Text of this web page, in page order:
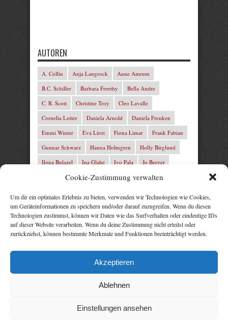
Cookie-Zustimmung verwalten
Um dir ein optimales Erlebnis zu bieten, verwenden wir Technologien wie Cookies,
um Geräteinformationen zu speichern und/oder darauf zuzugreifen. Wenn du diesen
Technologien zustimmst, können wir Daten wie das Surfverhalten oder eindeutige IDs
auf dieser Website verarbeiten. Wenn du deine Zustimmung nicht erteilst oder
zurückziehst, können bestimmte Merkmale und Funktionen beeinträchtigt werden.
Akzeptieren
Ablehnen
Einstellungen ansehen
AUTOREN
A. Collin Anja Langrock
Anne Amrum
B.C. Schiller
Barbara Freethy
Bella Andre
C. R. Scott
Christine Troy
Cleo Lavalle
Cornelia Lotter
Daniela Arnold
Daniela Frenken
Emmi Winter
Eva Lirot Fiona Limar
Frank Fabian
Gunnar Schwarz
Hanna Holmgren
Holly Birglund
Ilona Bulazel
Ina Glahe Ivo Pala
Jo Berger
Josefine Weiss
Josie Charles
Karin Lindberg
Lita Harris
Marcus Hünnebeck
Marit Bernson
Mark Franley
Martin Krist
Michelle Schrenk
Mila Summers
Mira Morton
Nika Lubitsch
Noah Fitz
Nora Amelie René Junge
Rezepte Profis
Thomas Herzberg Vital Experts